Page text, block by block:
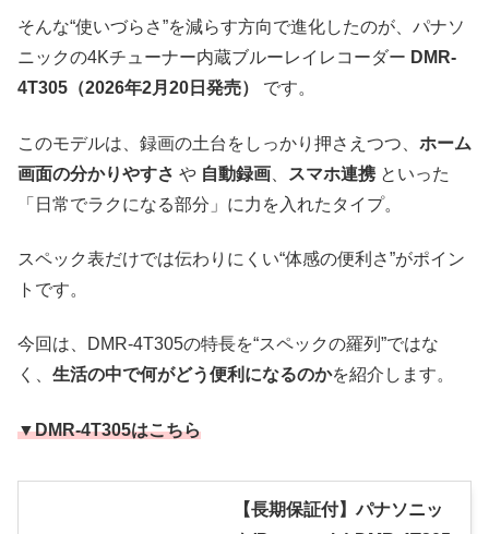
そんな“使いづらさ”を減らす方向で進化したのが、パナソ
ニックの4Kチューナー内蔵ブルーレイレコーダー DMR-
4T305（2026年2月20日発売）
です。
このモデルは、録画の土台をしっかり押さえつつ、 ホーム
画面の分かりやすさ や 自動録画 スマホ連携 といった
「日常でラクになる部分」に力を入れたタイプ。
スペック表だけでは伝わりにくい“体感の便利さ”がポイン
トです。
今回は、DMR-4T305の特長を“スペックの羅列”ではな
く、 生活の中で何がどう便利になるのかを紹介します。
▼DMR-4T305はこちら
【長期保証付】パナソニッ